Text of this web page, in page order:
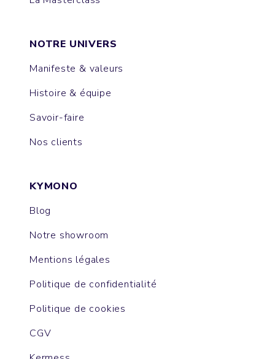
NOTRE UNIVERS
Manifeste & valeurs
Histoire & équipe
Savoir-faire
Nos clients
KYMONO
Blog
Notre showroom
Mentions légales
Politique de confidentialité
Politique de cookies
CGV